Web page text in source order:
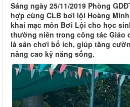
Sáng ngày 25/11/2019 Phòng
hợp cùng CLB bơi lội Hoàng
khai mạc môn Bơi Lội cho học
thường niên trong công tác Giáo
là sân chơi bổ ích, giúp tăng
nâng cao kỹ năng sống.